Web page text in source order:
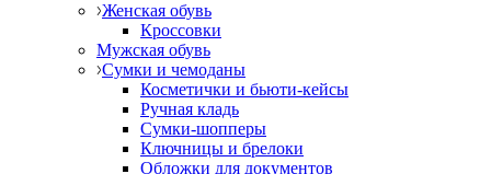
Женская обувь
Кроссовки
Мужская обувь
Сумки и чемоданы
Косметички и бьюти-кейсы
Ручная кладь
Сумки-шопперы
Ключницы и брелоки
Обложки для документов